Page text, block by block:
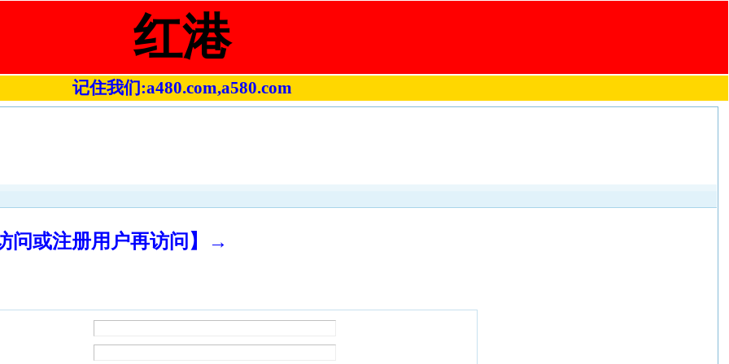
红港
记住我们:a480.com,a580.com
问或注册用户再访问】→